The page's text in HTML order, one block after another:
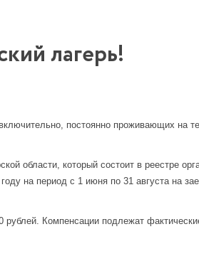
лагерь!
постоянно проживающих на
области, который состоит в реестре
на период с 1 июня по 31 августа на
Компенсации подлежат